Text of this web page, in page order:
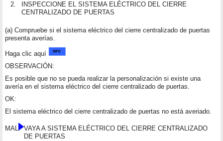
2.
INSPECCIONE EL SISTEMA ELÉCTRICO DEL CIERRE
CENTRALIZADO DE PUERTAS
(a) Compruebe si el sistema eléctrico del cierre centralizado de puertas
presenta averías.
Haga clic aquí
OBSERVACIÓN:
Es posible que no se pueda realizar la personalización si existe una
avería en el sistema eléctrico del cierre centralizado de puertas.
OK:
El sistema eléctrico del cierre centralizado de puertas no está averiado.
MAL
VAYA A SISTEMA ELÉCTRICO DEL CIERRE CENTRALIZADO
DE PUERTAS